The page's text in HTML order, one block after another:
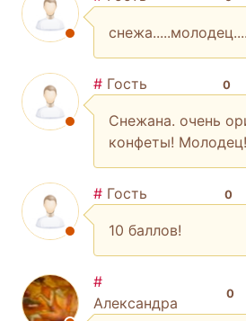
# Гость 0
Снежана. очень
конфеты!
# Гость 0
10 баллов!
#
Александра
0